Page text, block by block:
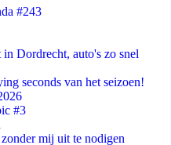
#243
in Dordrecht, auto's zo snel
seconds van het seizoen!
#3
mij uit te nodigen